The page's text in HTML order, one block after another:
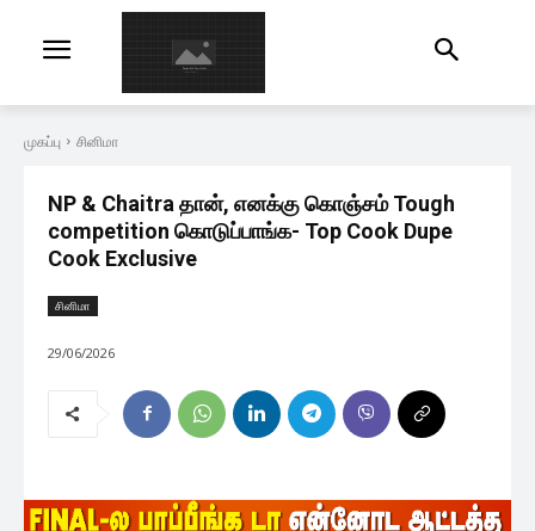
முகப்பு சினிமா
NP & Chaitra தான், எனக்கு கொஞ்சம் Tough
competition கொடுப்பாங்க- Top Cook Dupe
Cook Exclusive
சினிமா
29/06/2026